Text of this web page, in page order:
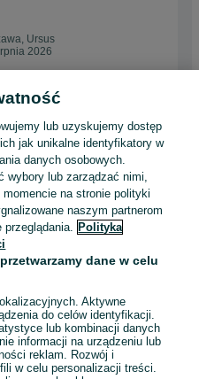
Ursus
2026
Radia A15+ 2x80W
ARC Wzmacniacz
RATY
zł
Ursus
2026
Radia A5+ 2x50W
ARC Wzmacniacz
Ursus
2026
lub uzyskujemy dostęp
jak unikalne identyfikatory w
danych osobowych.
wybory lub zarządzać nimi,
na stronie polityki
naszym partnerom
przeglądania. Polityka
dane w celu
Aktywne
do celów identyfikacji.
lub kombinacji danych
informacji na urządzeniu lub
reklam. Rozwój i
w celu personalizacji treści.